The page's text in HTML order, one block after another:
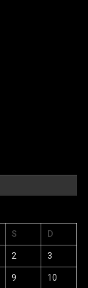
S D
2 3
9 10